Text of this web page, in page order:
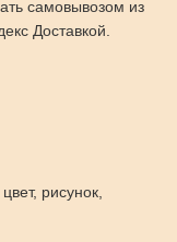
самовывозом из
Доставкой.
рисунок,